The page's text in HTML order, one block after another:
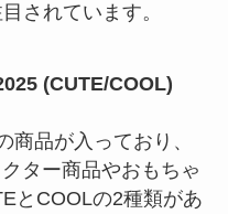
されています。
(CUTE/COOL)
商品が入っており、
ター商品やおもちゃ
とCOOLの2種類があ